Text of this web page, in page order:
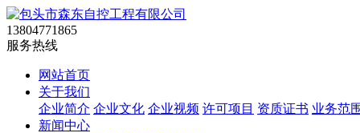
13804771865
服务热线
网站首页
关于我们
企业简介 企业文化 企业视频 许可项目 资质证书 业务范围
新闻中心